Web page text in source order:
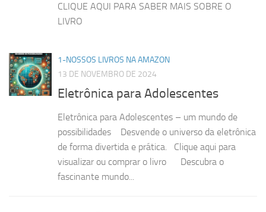
CLIQUE AQUI PARA SABER MAIS SOBRE O
LIVRO
1-NOSSOS LIVROS NA AMAZON
13 DE NOVEMBRO DE 2024
Eletrônica para Adolescentes
Eletrônica para Adolescentes – um mundo de
possibilidades Desvende o universo da eletrônica
de forma divertida e prática. Clique aqui para
visualizar ou comprar o livro Descubra o
fascinante mundo...